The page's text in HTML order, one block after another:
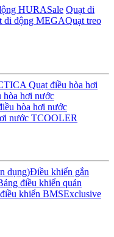
HURASale Quạt di
di động MEGAQuạt treo
Quạt điều hòa hơi
hòa hơi nước
hòa hơi nước
nước TCOOLER
dụng)Điều khiển gắn
điều khiển quản
khiển BMSExclusive